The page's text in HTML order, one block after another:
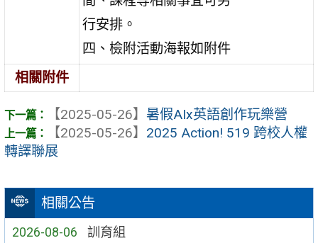
相關公告
2026-08-06 訓育組
行安排。
四、檢附活動海報如附件
相關附件
【2025-05-26】 暑假AIx英語創作玩樂營
【2025-05-26】 2025 Action! 519 跨校人權
轉譯聯展